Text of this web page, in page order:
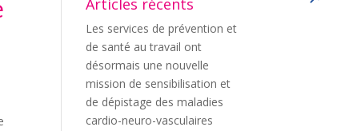
Articles récents
Les services de prévention et
de santé au travail ont
désormais une nouvelle
mission de sensibilisation et
de dépistage des maladies
cardio-neuro-vasculaires